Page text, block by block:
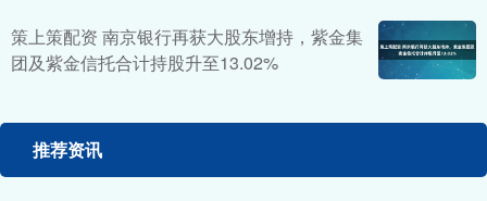
策上策配资 南京银行再获大股东增持，紫金集
团及紫金信托合计持股升至13.02%
推荐资讯